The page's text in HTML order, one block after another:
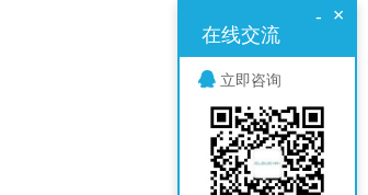
×
-
在线交流
立即咨询